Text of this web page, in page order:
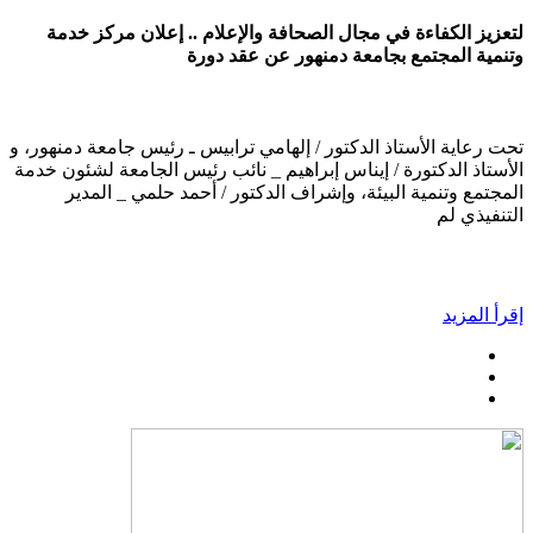
لتعزيز الكفاءة في مجال الصحافة والإعلام .. إعلان مركز خدمة
وتنمية المجتمع بجامعة دمنهور عن عقد دورة
تحت رعاية الأستاذ الدكتور / إلهامي ترابيس ـ رئيس جامعة دمنهور، و
الأستاذ الدكتورة / إيناس إبراهيم _ نائب رئيس الجامعة لشئون خدمة
المجتمع وتنمية البيئة، وإشراف الدكتور / أحمد حلمي _ المدير
التنفيذي لم
إقرأ المزيد